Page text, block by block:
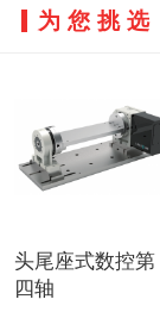
为您挑选
头尾座式数控第
四轴